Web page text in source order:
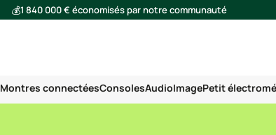
💰1 840 000 € économisés par notre communauté
Montres connectéesConsolesAudioImagePetit